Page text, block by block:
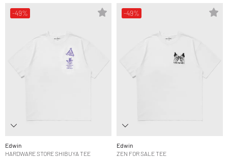
-49%
Edwin
HARDWARE STORE SHIBUYA TEE
-49%
Edwin
ZEN FOR SALE TEE